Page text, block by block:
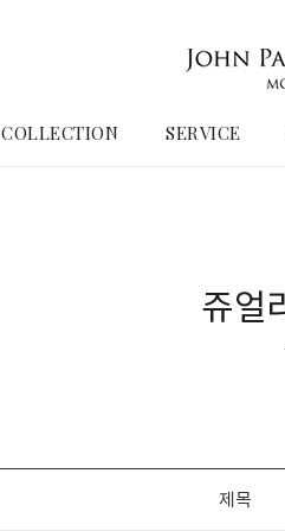
COLLECTION SERVICE
쥬얼
제목